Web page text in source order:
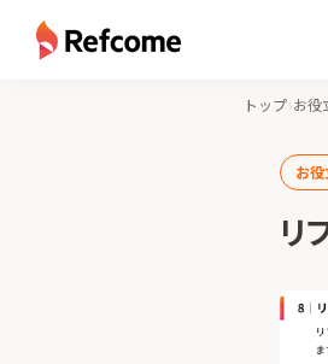
トップ›お役
お役
リ